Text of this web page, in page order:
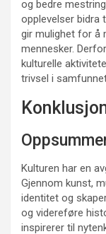
og bedre
opplevelser bidra
gir mulighet for å
mennesker.
kulturelle
trivsel i
Kulturen har en
Gjennom kunst,
identitet og
og videreføre
inspirerer til